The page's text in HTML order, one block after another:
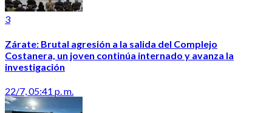
3
Zárate: Brutal agresión a la salida del Complejo
Costanera, un joven continúa internado y avanza la
investigación
22/7, 05:41 p. m.